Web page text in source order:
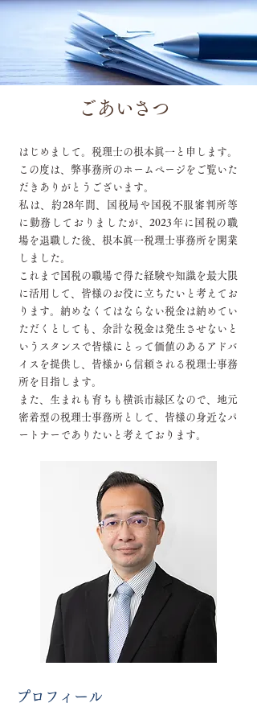
ごあいさつ
はじめまして。税理士の根本眞一と申します。
この度は、弊事務所のホームページをご覧いた
だきありがとうございます。
私は、約28年間、国税局や国税不服審判所等
に勤務しておりましたが、2023年に国税の職
場を退職した後、根本眞一税理士事務所を開業
しました。
これまで国税の職場で得た経験や知識を最大限
に活用して、皆様のお役に立ちたいと考えてお
ります。納めなくてはならない税金は納めてい
ただくとしても、余計な税金は発生させないと
いうスタンスで皆様にとって価値のあるアドバ
イスを提供し、皆様から信頼される税理士事務
所を目指します。
また、生まれも育ちも横浜市緑区なので、地元
密着型の税理士事務所として、皆様の身近なパ
ートナーでありたいと考えております。
プロフィール